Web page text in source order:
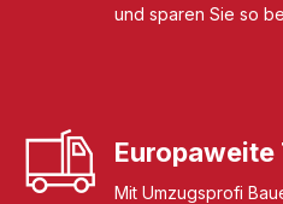
und sparen Sie so
Mit Umzugsprofi